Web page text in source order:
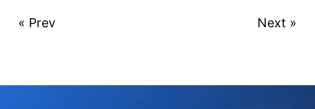
« Prev Next »